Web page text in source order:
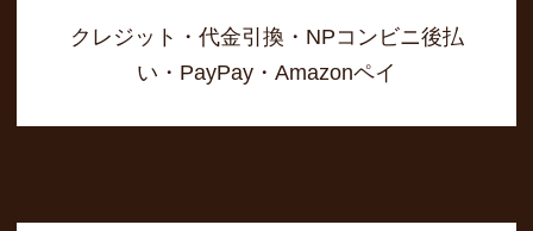
クレジット・代金引換・NPコンビニ後払
い・PayPay・Amazonペイ